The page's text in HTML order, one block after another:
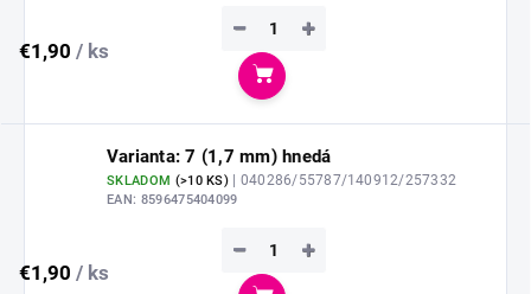
€1,90 / ks
+
−
Do košíka
Varianta: 7 (1,7 mm) hnedá
SKLADOM (>10 KS) | 040286/55787/140912/257332
EAN: 8596475404099
€1,90 / ks
+
−